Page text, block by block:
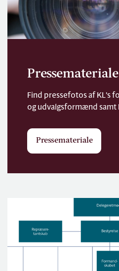
Pressemateriale
Find pressefotos af KL's
og udvalgsformænd samt
Pressemateriale